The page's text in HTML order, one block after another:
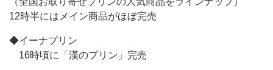
12時半にはメイン商品がほぼ完売
◆イーナプリン
16時頃に「漢のプリン」完売